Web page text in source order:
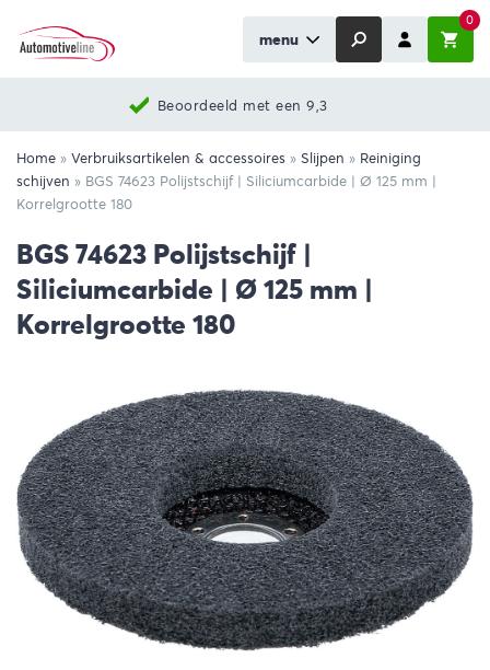
menu
0
Beoordeeld met een 9,3
Home » Verbruiksartikelen & accessoires » Slijpen » Reiniging
schijven » BGS 74623 Polijstschijf | Siliciumcarbide | Ø 125 mm |
Korrelgrootte 180
BGS 74623 Polijstschijf |
Siliciumcarbide | Ø 125 mm |
Korrelgrootte 180